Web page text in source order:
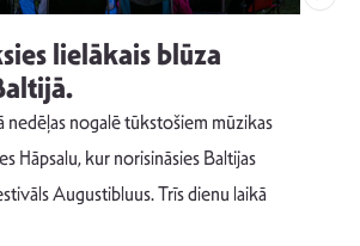
lielākais blūza
nedēļas nogalē tūkstošiem mūzikas
Hāpsalu, kur norisināsies Baltijas
Augustibluus. Trīs dienu laikā